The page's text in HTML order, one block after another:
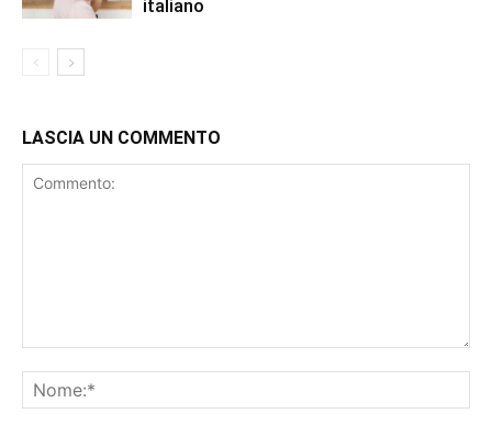
italiano
LASCIA UN COMMENTO